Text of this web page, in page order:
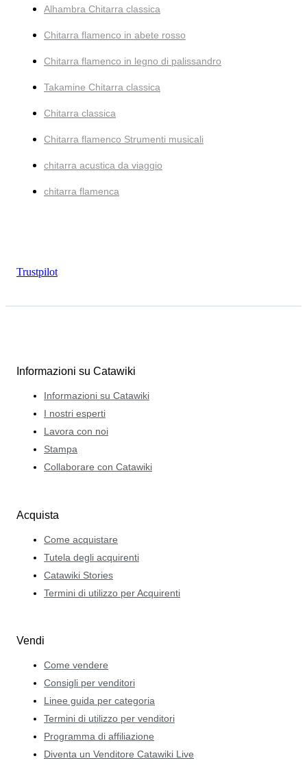
Alhambra Chitarra classica
Chitarra flamenco in abete rosso
Chitarra flamenco in legno di palissandro
Takamine Chitarra classica
Chitarra classica
Chitarra flamenco Strumenti musicali
chitarra acustica da viaggio
chitarra flamenca
Trustpilot
Informazioni su Catawiki
Informazioni su Catawiki
I nostri esperti
Lavora con noi
Stampa
Collaborare con Catawiki
Acquista
Come acquistare
Tutela degli acquirenti
Catawiki Stories
Termini di utilizzo per Acquirenti
Vendi
Come vendere
Consigli per venditori
Linee guida per categoria
Termini di utilizzo per venditori
Programma di affiliazione
Diventa un Venditore Catawiki Live